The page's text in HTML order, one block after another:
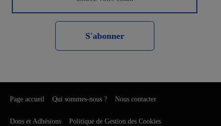
S'abonner
Page accueil Qui sommes-nous ? Nous contacter
Dons et Adhésions Politique de Gestion des Cookies